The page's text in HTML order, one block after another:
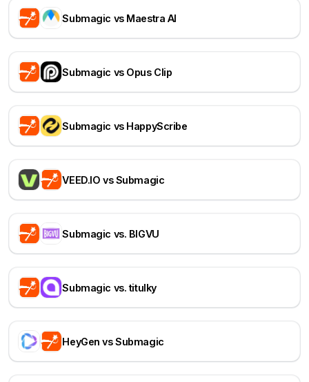
Submagic vs Maestra AI
Submagic vs Opus Clip
Submagic vs HappyScribe
VEED.IO vs Submagic
Submagic vs. BIGVU
Submagic vs. titulky
HeyGen vs Submagic